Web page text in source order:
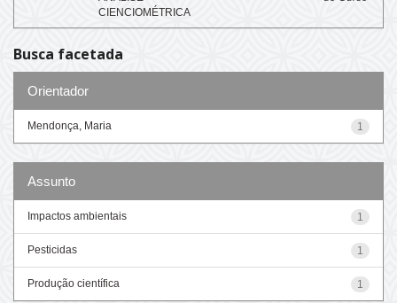
CIENCIOMÉTRICA
Busca facetada
Orientador
1
Mendonça, Maria
Assunto
1
Impactos ambientais
1
Pesticidas
1
Produção científica